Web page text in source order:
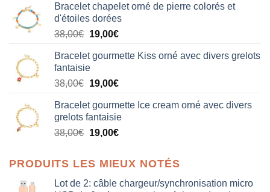
Bracelet chapelet orné de pierre colorés et
d'étoiles dorées
38,00€ Le
initial
était :
38,00€.
19,00€Le
actuel
19,00€.
Bracelet gourmette Kiss orné avec divers grelots
fantaisie
38,00€ Le
initial
était :
38,00€.
19,00€Le
actuel
est :
19,00€.
Bracelet gourmette Ice cream orné avec divers
grelots fantaisie
38,00€ Le
était :
38,00€.
19,00€Le
est :
19,00€.
PRODUITS LES MIEUX NOTÉS
Lot de 2: câble chargeur/synchronisation micro